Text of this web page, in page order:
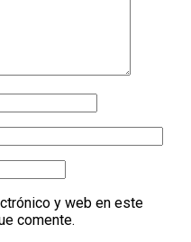
y web en este
comente.